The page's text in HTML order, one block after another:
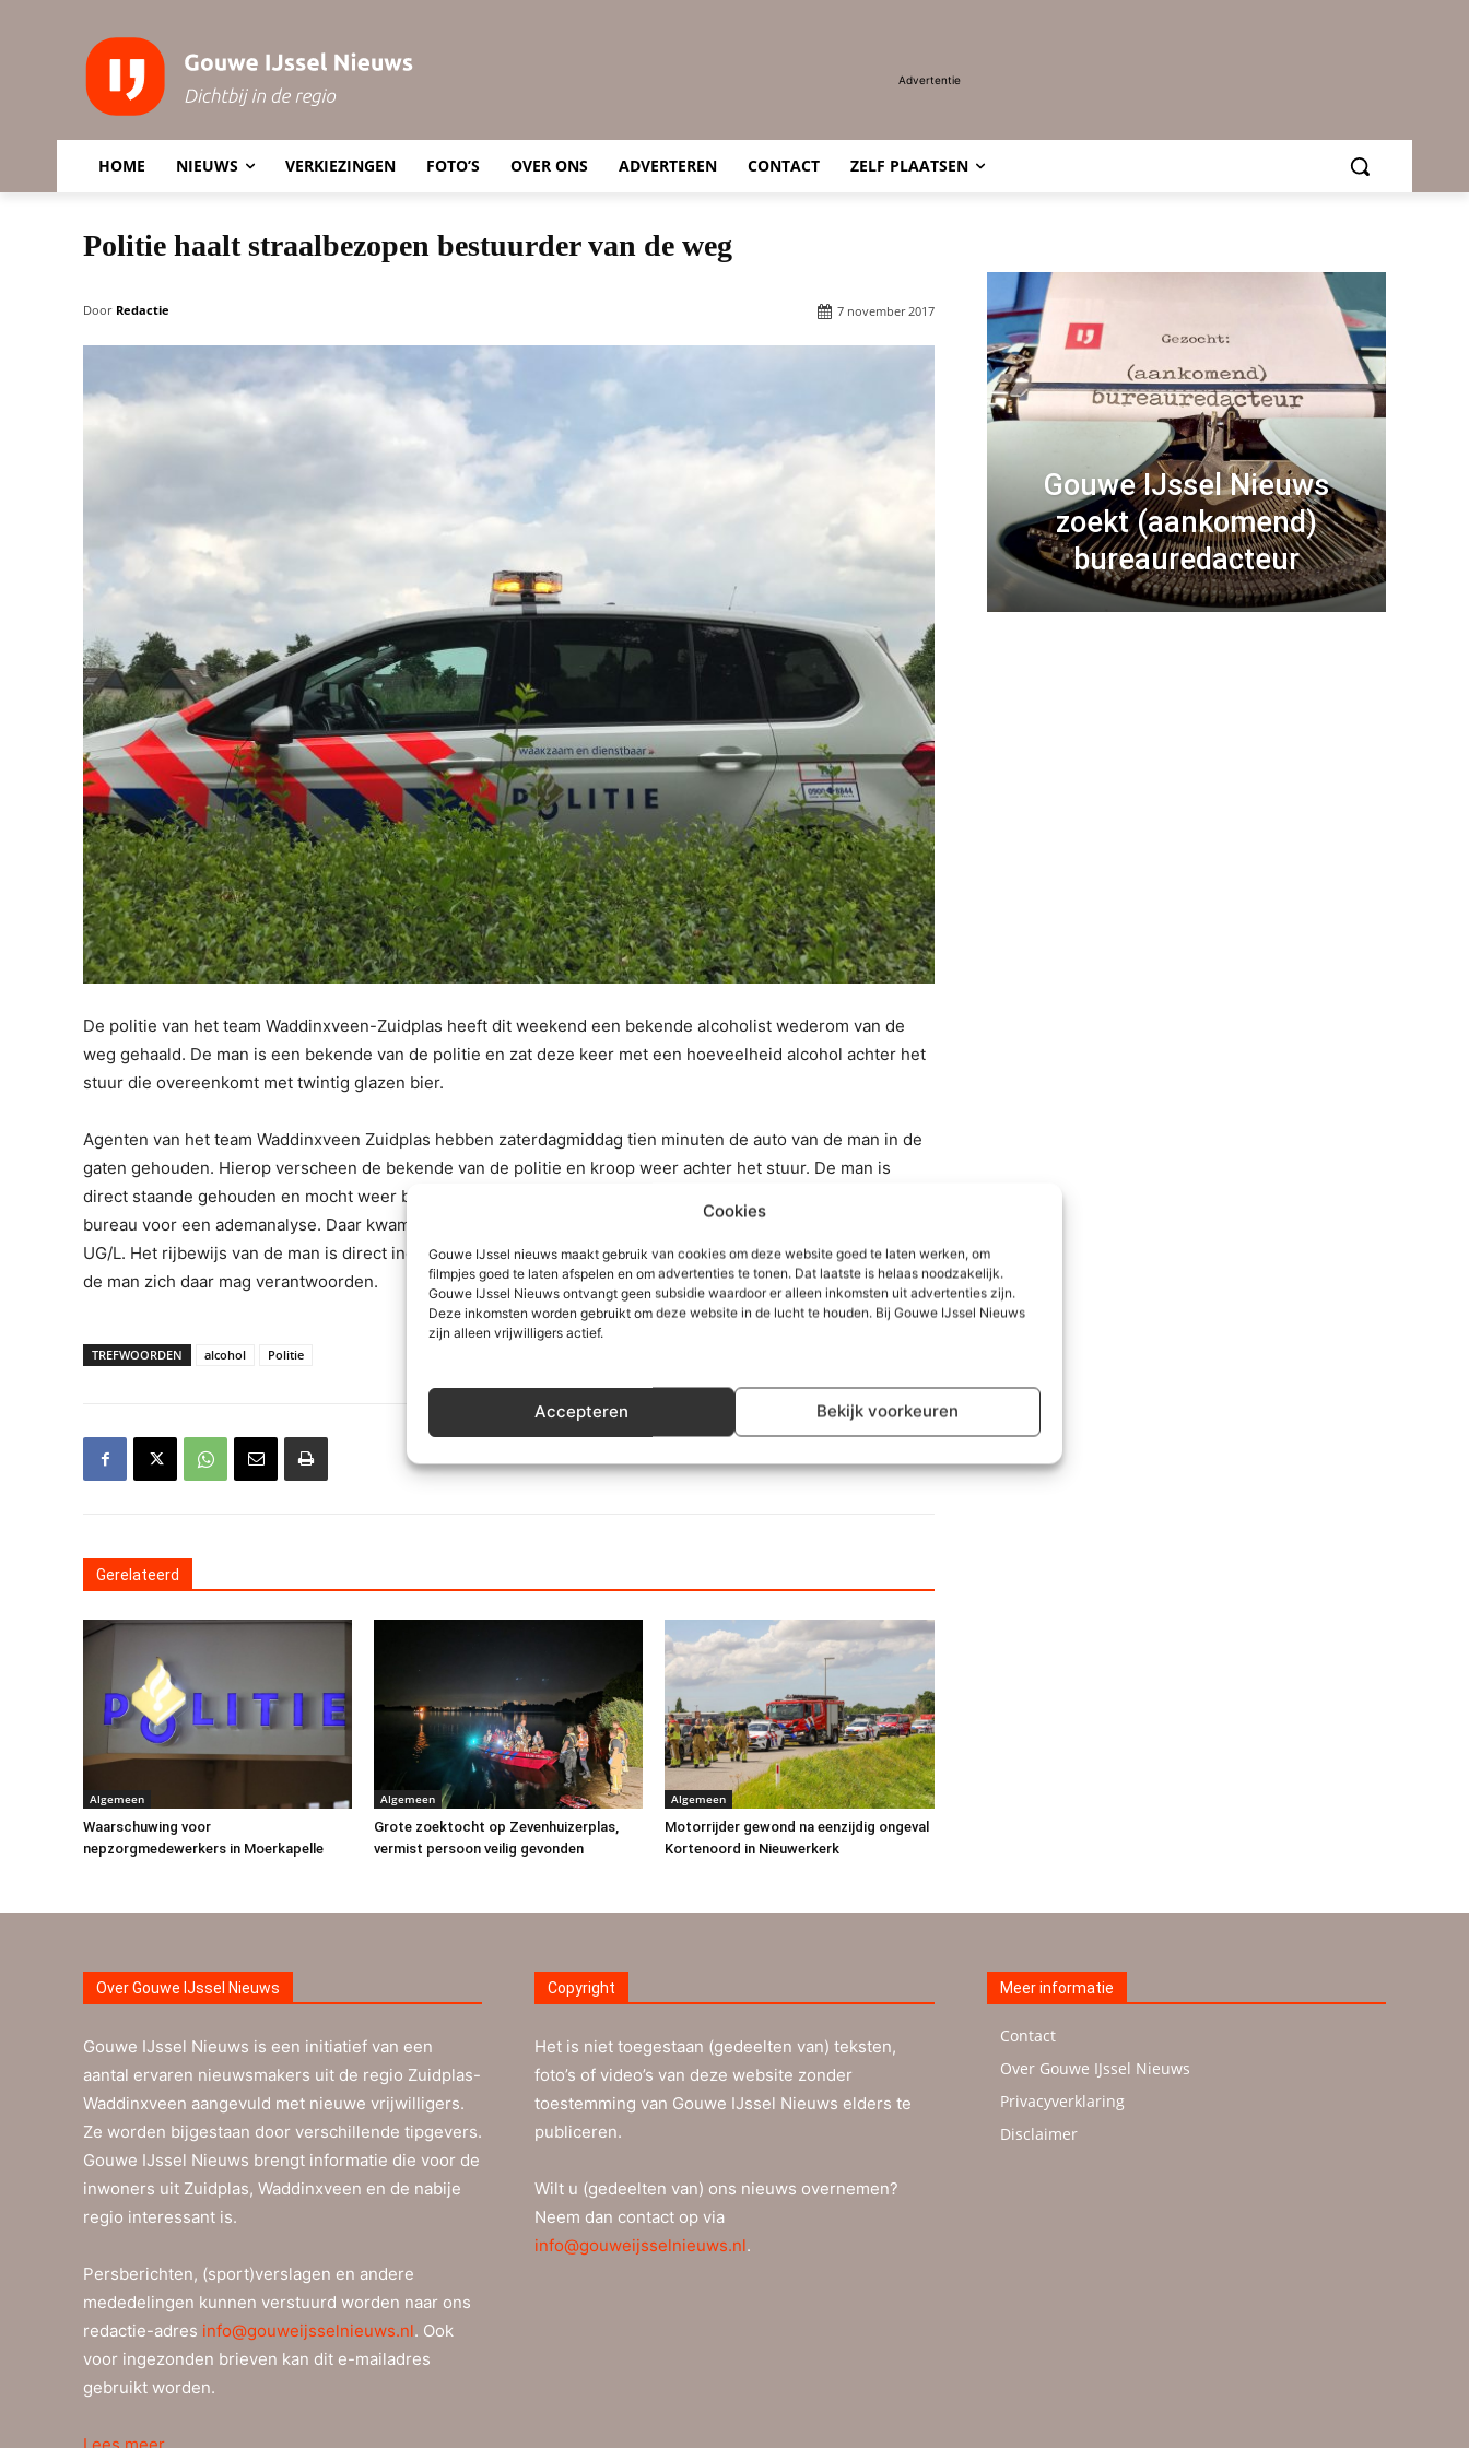
Cookies
Gouwe IJssel nieuws maakt gebruik van cookies om deze website goed te laten werken, om
filmpjes goed te laten afspelen en om advertenties te tonen. Dat laatste is helaas noodzakelijk.
Gouwe IJssel Nieuws ontvangt geen subsidie waardoor er alleen inkomsten uit advertenties zijn.
Deze inkomsten worden gebruikt om deze website in de lucht te houden. Bij Gouwe IJssel Nieuws
zijn alleen vrijwilligers actief.
Accepteren Bekijk voorkeuren
Advertentie
HOME NIEUWS VERKIEZINGEN FOTO’S OVER ONS ADVERTEREN CONTACT ZELF PLAATSEN
Politie haalt straalbezopen bestuurder van de weg
Door Redactie 7 november 2017
De politie van het team Waddinxveen-Zuidplas heeft dit weekend een bekende alcoholist wederom van de
weg gehaald. De man is een bekende van de politie en zat deze keer met een hoeveelheid alcohol achter het
stuur die overeenkomt met twintig glazen bier.
Agenten van het team Waddinxveen Zuidplas hebben zaterdagmiddag tien minuten de auto van de man in de
gaten gehouden. Hierop verscheen de bekende van de politie en kroop weer achter het stuur. De man is
direct staande gehouden en mocht weer blazen. Met het blaasresultaat werd de man meegenomen naar het
bureau voor een ademanalyse. Daar kwam men uit op 930 UG/L. Voor een ervaren bestuurder is de limiet 220
UG/L. Het rijbewijs van de man is direct ingevorderd. Ook is er nu een afspraak bij de rechter gemaakt zodat
de man zich daar mag verantwoorden.
TREFWOORDEN alcohol Politie
Gerelateerd
Algemeen
Waarschuwing voor
nepzorgmedewerkers in Moerkapelle
Algemeen
Grote zoektocht op Zevenhuizerplas,
vermist persoon veilig gevonden
Algemeen
Motorrijder gewond na eenzijdig ongeval
Kortenoord in Nieuwerkerk
Gouwe IJssel Nieuws
zoekt (aankomend)
bureauredacteur
Over Gouwe IJssel Nieuws
Gouwe IJssel Nieuws is een initiatief van een
aantal ervaren nieuwsmakers uit de regio Zuidplas-
Waddinxveen aangevuld met nieuwe vrijwilligers.
Ze worden bijgestaan door verschillende tipgevers.
Gouwe IJssel Nieuws brengt informatie die voor de
inwoners uit Zuidplas, Waddinxveen en de nabije
regio interessant is.
Persberichten, (sport)verslagen en andere
mededelingen kunnen verstuurd worden naar ons
redactie-adres info@gouweijsselnieuws.nl. Ook
voor ingezonden brieven kan dit e-mailadres
gebruikt worden.
Lees meer…
Copyright
Het is niet toegestaan (gedeelten van) teksten,
foto’s of video’s van deze website zonder
toestemming van Gouwe IJssel Nieuws elders te
publiceren.
Wilt u (gedeelten van) ons nieuws overnemen?
Neem dan contact op via
info@gouweijsselnieuws.nl.
Meer informatie
Contact
Over Gouwe IJssel Nieuws
Privacyverklaring
Disclaimer